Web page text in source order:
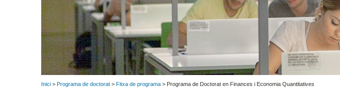
Inici > Programa de doctorat > Fitxa de programa > Programa de Doctorat en Finances i Economia Quantitatives